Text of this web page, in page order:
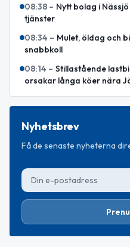
08:38 – Nytt bolag i
tjänster
08:34 – Mulet, öldag och
snabbkoll
08:14 – Stillastående
orsakar långa köer nära
Nyhetsbrev
Få de senaste nyheterna